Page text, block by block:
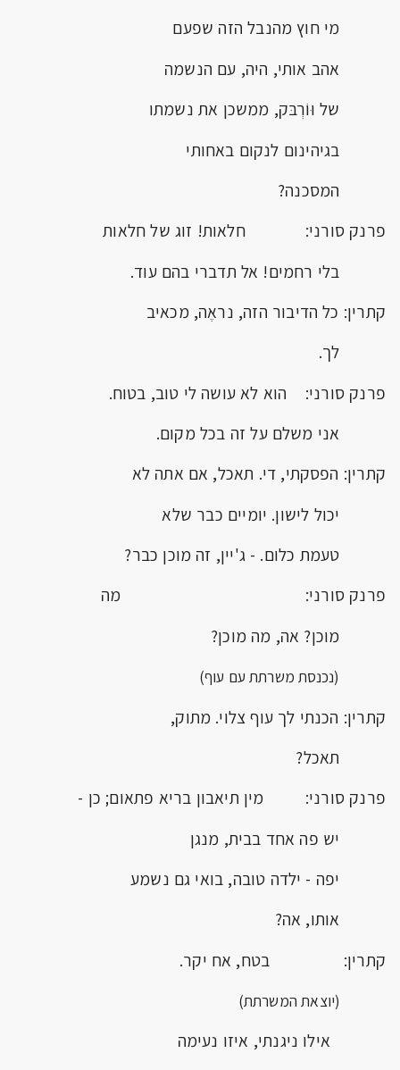
מי חוץ מהנבל הזה שפעם
אהב אותי, היה, עם הנשמה
של וּוֹרְבּק, ממשכן את נשמתו
בגיהינום לנקום באחותי
המסכנה?
פרנק סורני: חלאות! זוג של חלאות
בלי רחמים! אל תדברי בהם עוד.
קתרין: כל הדיבור הזה, נראֶה, מכאיב
לך.
פרנק סורני: הוא לא עושה לי טוב, בטוח.
אני משלם על זה בכל מקום.
קתרין: הפסקתי, די. תאכל, אם אתה לא
יכול לישון. יומיים כבר שלא
טעמת כלום. - ג'יין, זה מוכן כבר?
פרנק סורני: מה
מוכן? אה, מה מוכן?
(נכנסת משרתת עם עוף)
קתרין: הכנתי לך עוף צלוי. מתוק,
תאכל?
פרנק סורני: מין תיאבון בריא פתאום; כן -
יש פה אחד בבית, מנגן
יפה - ילדה טובה, בואי גם נשמע
אותו, אה?
קתרין: בטח, אח יקר.
(יוצאת המשרתת)
אילו ניגנתי, איזו נעימה